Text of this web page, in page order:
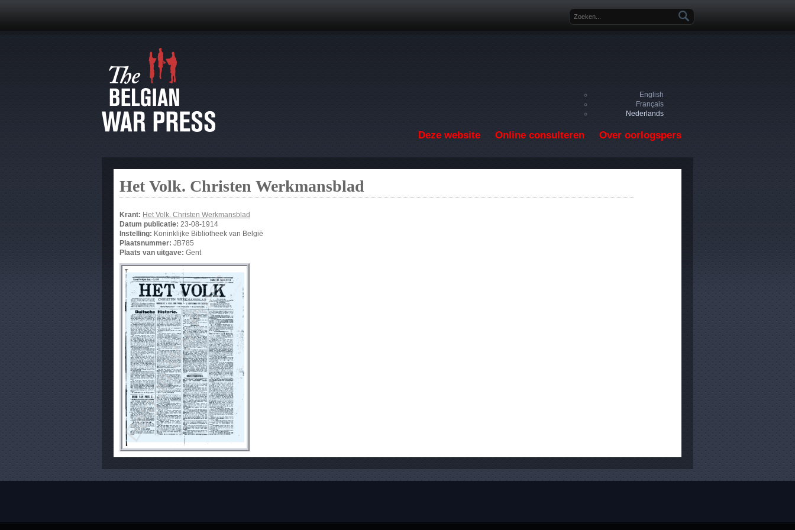
Zoekveld
English
Français
Nederlands
Deze website Online consulteren Over oorlogspers
Het Volk. Christen Werkmansblad
Krant: Het Volk. Christen Werkmansblad
Datum publicatie: 23-08-1914
Instelling: Koninklijke Bibliotheek van België
Plaatsnummer: JB785
Plaats van uitgave: Gent